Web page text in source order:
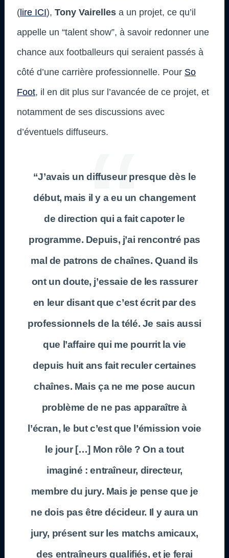
( lire ICI), Tony Vairelles a un projet, ce qu’il
appelle un “talent show”, à savoir redonner une
chance aux footballeurs qui seraient passés à
côté d’une carrière professionnelle. Pour So
Foot, il en dit plus sur l’avancée de ce projet, et
notamment de ses discussions avec
d’éventuels diffuseurs.
“J’avais un diffuseur presque dès le
début, mais il y a eu un changement
de direction qui a fait capoter le
programme. Depuis, j’ai rencontré pas
mal de patrons de chaînes. Quand ils
ont un doute, j’essaie de les rassurer
en leur disant que c’est écrit par des
professionnels de la télé. Je sais aussi
que l’affaire qui me pourrit la vie
depuis huit ans fait reculer certaines
chaînes. Mais ça ne me pose aucun
problème de ne pas apparaître à
l’écran, le but c’est que l’émission voie
le jour […] Mon rôle ? On a tout
imaginé : entraîneur, directeur,
membre du jury. Mais je pense que je
ne dois pas être décideur. Il y aura un
jury, présent sur les matchs amicaux,
des entraîneurs qualifiés, et je ferai